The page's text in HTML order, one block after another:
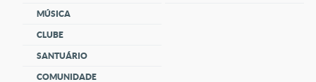
MÚSICA
CLUBE
SANTUÁRIO
COMUNIDADE